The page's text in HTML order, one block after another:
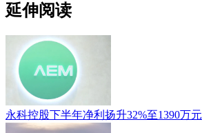
延伸阅读
永科控股下半年净利扬升32%至1390万元